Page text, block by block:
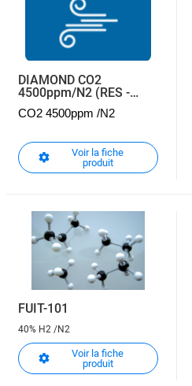
DIAMOND CO2
4500ppm/N2 (RES -
CO2)
CO2 4500ppm /N2
Voir la fiche
produit
FUIT-101
40% H2 /N2
Voir la fiche
produit